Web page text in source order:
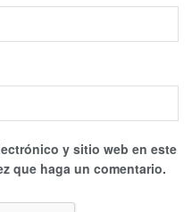
y sitio web en este
que haga un comentario.